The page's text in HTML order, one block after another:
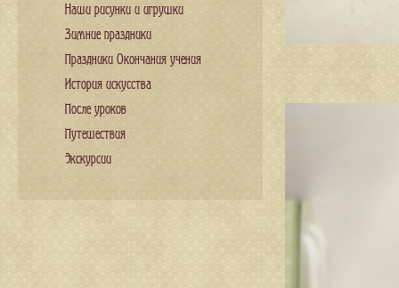
Наши рисунки и игрушки
Зимние праздники
Праздники Окончания учения
История искусства
После уроков
Путешествия
Экскурсии